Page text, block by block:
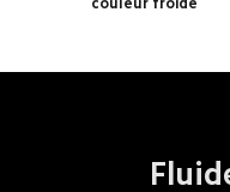
couleur froide